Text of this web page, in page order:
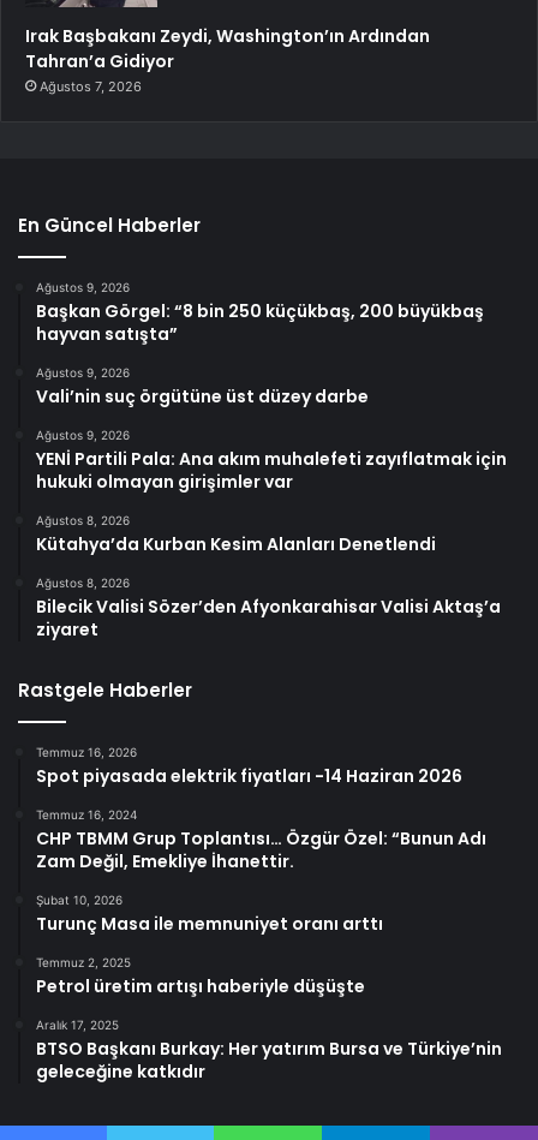
Irak Başbakanı Zeydi, Washington’ın Ardından
Tahran’a Gidiyor
Ağustos 7, 2026
En Güncel Haberler
Ağustos 9, 2026
Başkan Görgel: “8 bin 250 küçükbaş, 200 büyükbaş
hayvan satışta”
Ağustos 9, 2026
Vali’nin suç örgütüne üst düzey darbe
Ağustos 9, 2026
YENİ Partili Pala: Ana akım muhalefeti zayıflatmak için
hukuki olmayan girişimler var
Ağustos 8, 2026
Kütahya’da Kurban Kesim Alanları Denetlendi
Ağustos 8, 2026
Bilecik Valisi Sözer’den Afyonkarahisar Valisi Aktaş’a
ziyaret
Rastgele Haberler
Temmuz 16, 2026
Spot piyasada elektrik fiyatları -14 Haziran 2026
Temmuz 16, 2024
CHP TBMM Grup Toplantısı… Özgür Özel: “Bunun Adı
Zam Değil, Emekliye İhanettir.
Şubat 10, 2026
Turunç Masa ile memnuniyet oranı arttı
Temmuz 2, 2025
Petrol üretim artışı haberiyle düşüşte
Aralık 17, 2025
BTSO Başkanı Burkay: Her yatırım Bursa ve Türkiye’nin
geleceğine katkıdır